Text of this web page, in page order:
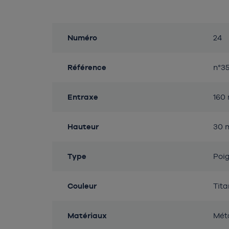
Propriétés
Numéro 24
Référence
Entraxe 160
Hauteur 30
Type
Couleur
Matériaux